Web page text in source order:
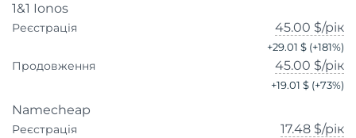
1&1 Ionos
Реєстрація 45.00 $/рік
+29.01 $ (+181%)
Продовження 45.00 $/рік
+19.01 $ (+73%)
Namecheap
Реєстрація 17.48 $/рік